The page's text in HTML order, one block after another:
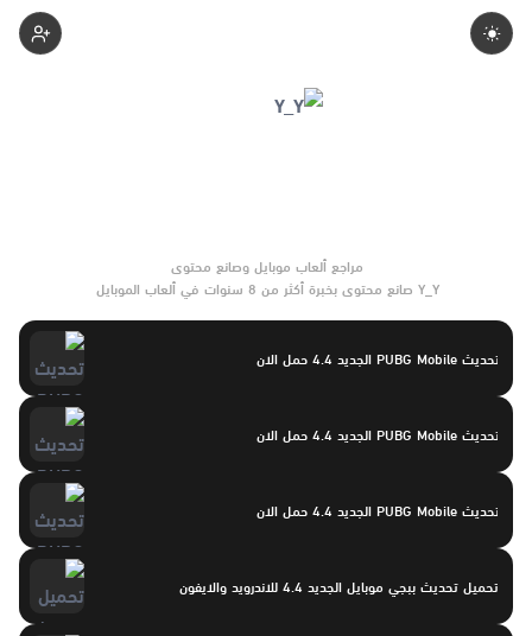
Y_Y صانع محتوى بخبرة أكثر من 8 سنوات في ألعاب الموبايل
تحديث PUBG Mobile الجديد 4.4 حمل الان
تحديث PUBG Mobile الجديد 4.4 حمل الان
تحديث PUBG Mobile الجديد 4.4 حمل الان
تحميل تحديث ببجي موبايل الجديد 4.4 للاندرويد والايفون